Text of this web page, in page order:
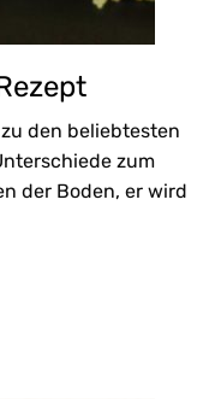
den beliebtesten
zum
der Boden, er wird